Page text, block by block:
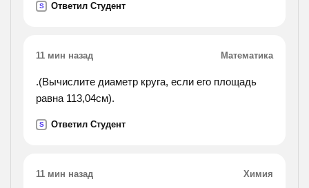
плоскость треугольника; б)расстояние от точки к
S Ответил Студент
11 мин назад Математика
.(Вычислите диаметр круга, если его площадь
равна 113,04см).
S Ответил Студент
11 мин назад Химия